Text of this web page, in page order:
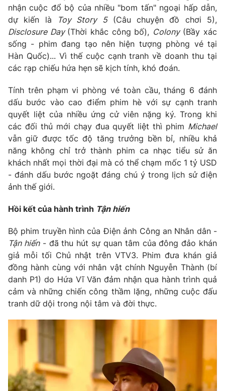
Photo Infographic
Video Shorts video
VTV Money VTV Thể thao
VTV Sức khoẻ Bất động sản
Thị trường 24h Tấm lòng Việt
VTV4 Vươn mình bằng AI
VTV9
THỜI BÁO VTV
Theo dõi báo trên
Cơ quan chủ quản:
Đài Truyền hình Việt Nam
Cơ quan báo chí:
Giấy phép hoạt động báo in và báo điện tử số 483/GP-BTTTT
cấp ngày 29/12/2023
Tổng Biên tập:
Vũ Thanh Thủy
nhận cuộc đổ bộ của nhiều "bom tấn" ngoại hấp dẫn,
dự kiến là
Toy Story 5(Câu chuyện đồ chơi 5),
Disclosure Day (Thời khắc công bố), Colony(Bầy xác
sống - phim đang tạo nên hiện tượng phòng vé tại
Hàn Quốc)... Vì thế cuộc cạnh tranh về doanh thu tại
các rạp chiếu hứa hẹn sẽ kịch tính, khó đoán.
Tính trên phạm vi phòng vé toàn cầu, tháng 6 đánh
dấu bước vào cao điểm phim hè với sự cạnh tranh
quyết liệt của nhiều ứng cử viên nặng ký. Trong khi
các đối thủ mới chạy đua quyết liệt thì phim Michael
vẫn giữ được tốc độ tăng trưởng bền bỉ, nhiều khả
năng không chỉ trở thành phim ca nhạc tiểu sử ăn
khách nhất mọi thời đại mà có thể chạm mốc 1 tỷ USD
- đánh dấu bước ngoặt đáng chú ý trong lịch sử điện
ảnh thế giới.
Hồi kết của hành trình Tận hiến
Bộ phim truyền hình của Điện ảnh Công an Nhân dân -
Tận hiến- đã thu hút sự quan tâm của đông đảo khán
giả mỗi tối Chủ nhật trên VTV3. Phim đưa khán giả
đồng hành cùng với nhân vật chính Nguyễn Thành (bí
danh P1) do Hứa Vĩ Văn đảm nhận qua hành trình quả
cảm và những chiến công thầm lặng, những cuộc đấu
tranh dữ dội trong nội tâm và đời thực.